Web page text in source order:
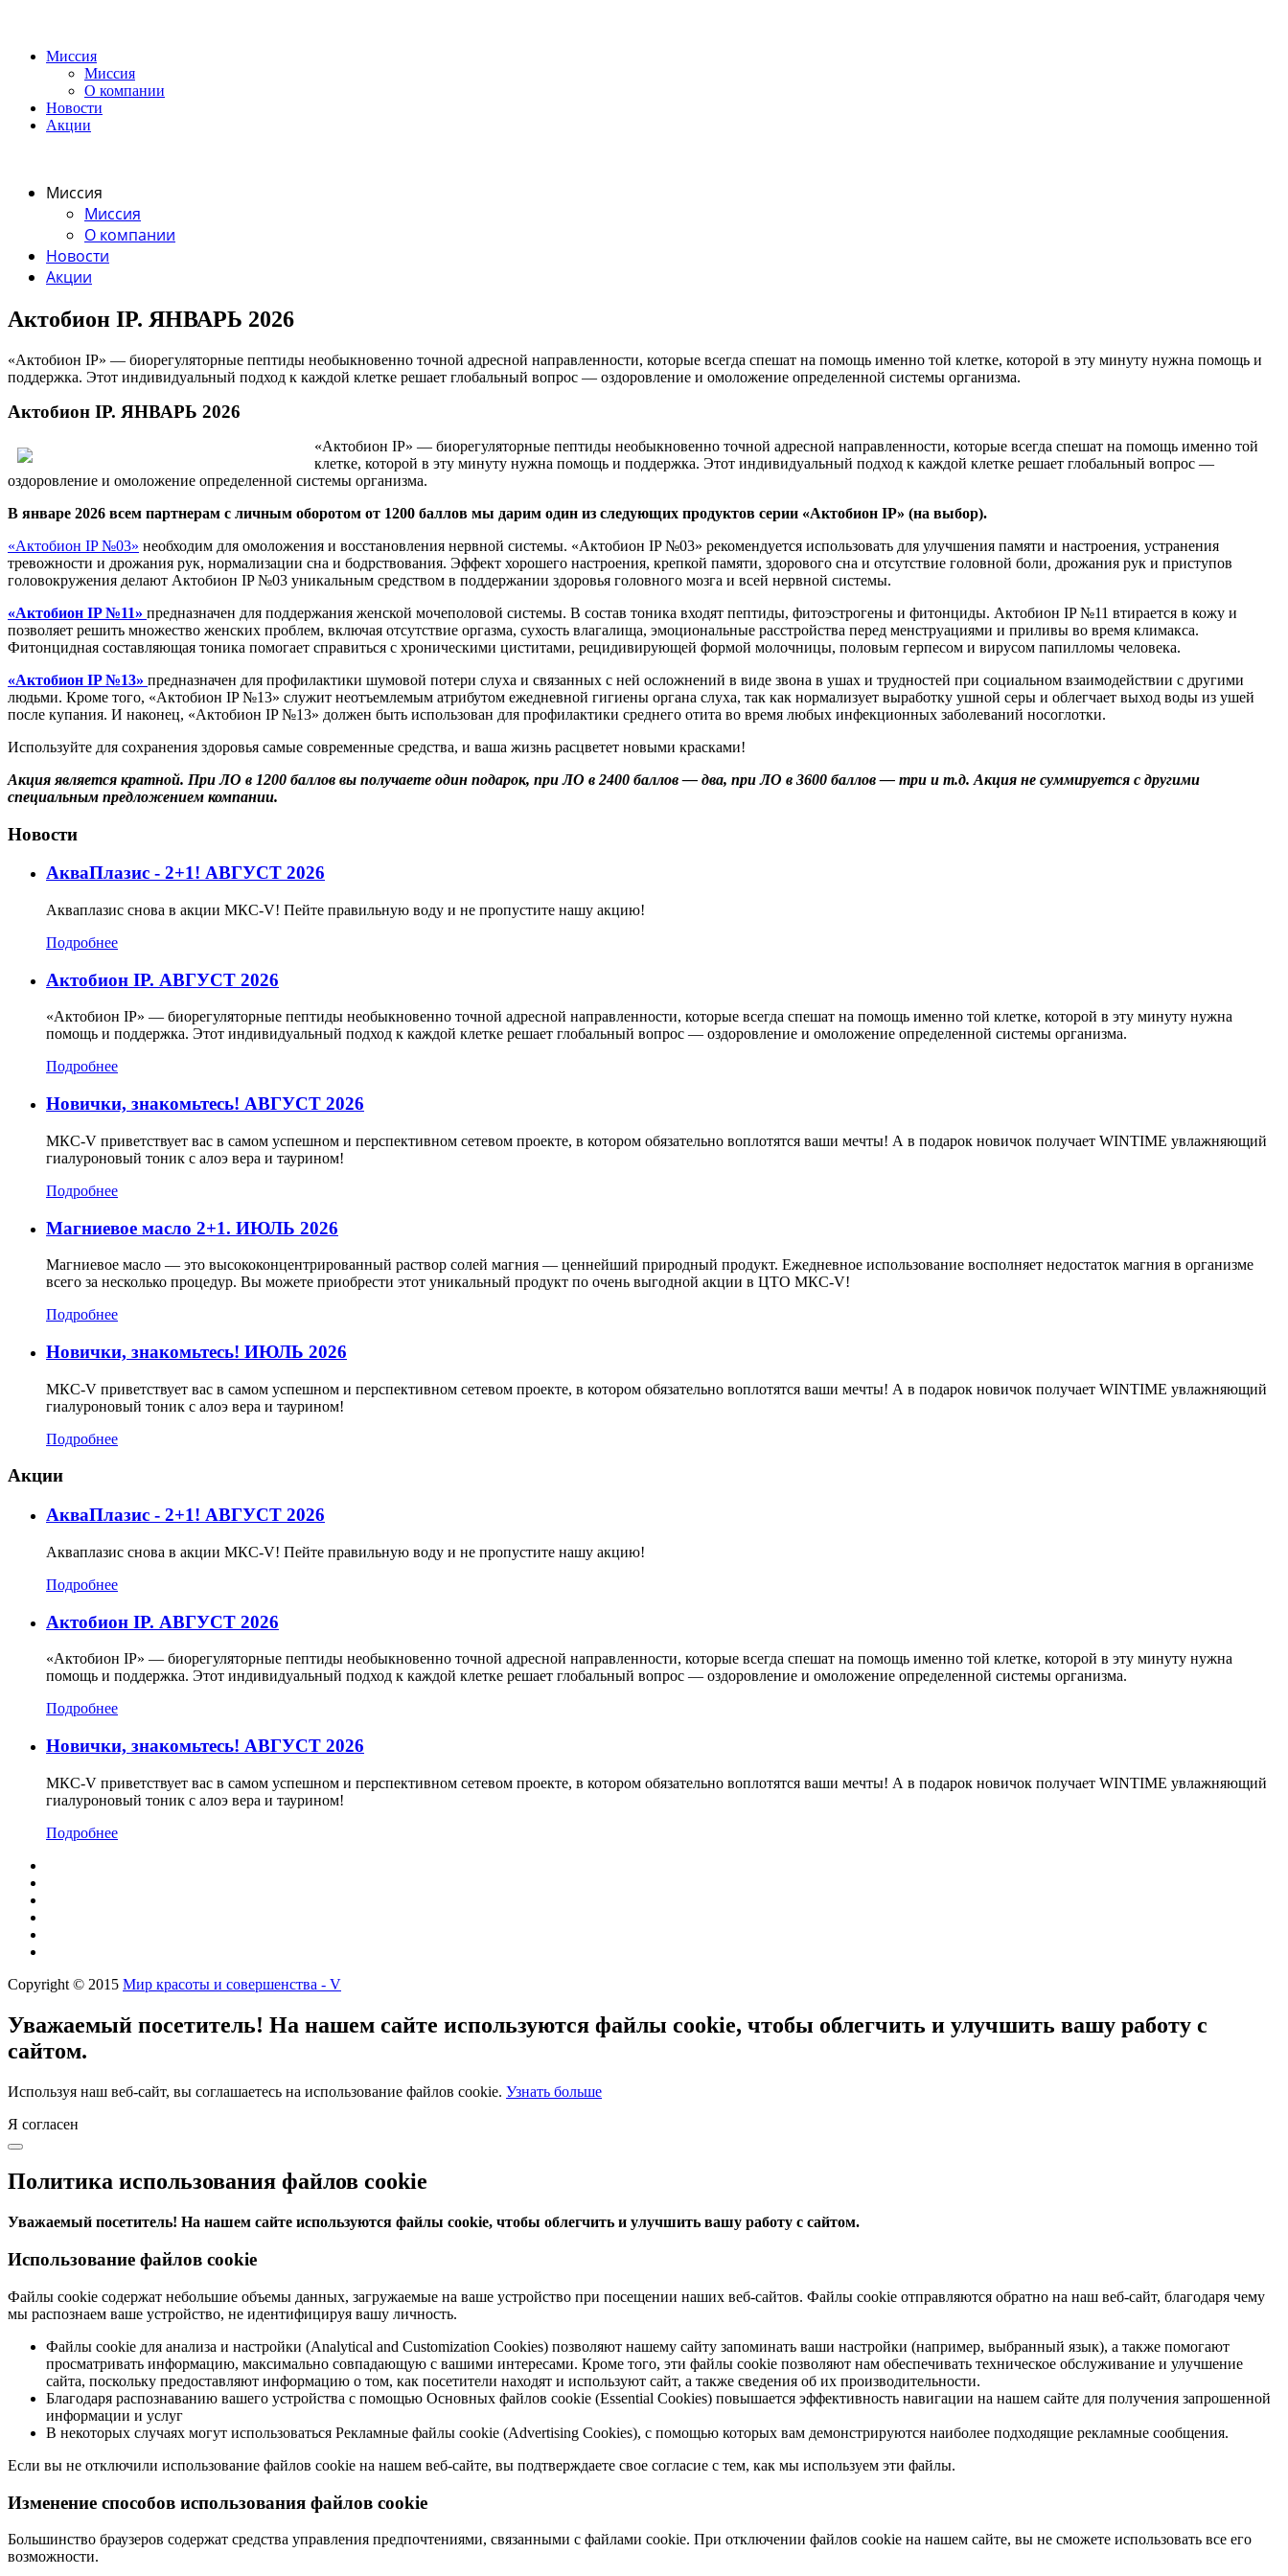
Миссия
Миссия
О компании
Новости
Акции
Миссия
Миссия
О компании
Новости
Акции
Актобион IP. ЯНВАРЬ 2026
«Актобион IP» — биорегуляторные пептиды необыкновенно точной адресной направленности, которые всегда спешат на помощь именно той клетке, которой в эту минуту нужна помощь и
поддержка. Этот индивидуальный подход к каждой клетке решает глобальный вопрос — оздоровление и омоложение определенной системы организма.
Актобион IP. ЯНВАРЬ 2026
«Актобион IP» — биорегуляторные пептиды необыкновенно точной адресной направленности, которые всегда спешат на помощь именно той
клетке, которой в эту минуту нужна помощь и поддержка. Этот индивидуальный подход к каждой клетке решает глобальный вопрос —
оздоровление и омоложение определенной системы организма.
В январе 2026 всем партнерам с личным оборотом от 1200 баллов мы дарим один из следующих продуктов серии «Актобион IP» (на выбор).
«Актобион IP №03» необходим для омоложения и восстановления нервной системы. «Актобион IP №03» рекомендуется использовать для улучшения памяти и настроения, устранения
тревожности и дрожания рук, нормализации сна и бодрствования. Эффект хорошего настроения, крепкой памяти, здорового сна и отсутствие головной боли, дрожания рук и приступов
головокружения делают Актобион IP №03 уникальным средством в поддержании здоровья головного мозга и всей нервной системы.
«Актобион IP №11» предназначен для поддержания женской мочеполовой системы. В состав тоника входят пептиды, фитоэстрогены и фитонциды. Актобион IP №11 втирается в кожу и
позволяет решить множество женских проблем, включая отсутствие оргазма, сухость влагалища, эмоциональные расстройства перед менструациями и приливы во время климакса.
Фитонцидная составляющая тоника помогает справиться с хроническими циститами, рецидивирующей формой молочницы, половым герпесом и вирусом папилломы человека.
«Актобион IP №13» предназначен для профилактики шумовой потери слуха и связанных с ней осложнений в виде звона в ушах и трудностей при социальном взаимодействии с другими
людьми. Кроме того, «Актобион IP №13» служит неотъемлемым атрибутом ежедневной гигиены органа слуха, так как нормализует выработку ушной серы и облегчает выход воды из ушей
после купания. И наконец, «Актобион IP №13» должен быть использован для профилактики среднего отита во время любых инфекционных заболеваний носоглотки.
Используйте для сохранения здоровья самые современные средства, и ваша жизнь расцветет новыми красками!
Акция является кратной. При ЛО в 1200 баллов вы получаете один подарок, при ЛО в 2400 баллов — два, при ЛО в 3600 баллов — три и т.д. Акция не суммируется с другими
специальным предложением компании.
Новости
АкваПлазис - 2+1! АВГУСТ 2026
Акваплазис снова в акции МКС-V! Пейте правильную воду и не пропустите нашу акцию!
Подробнее
Актобион IP. АВГУСТ 2026
«Актобион IP» — биорегуляторные пептиды необыкновенно точной адресной направленности, которые всегда спешат на помощь именно той клетке, которой в эту минуту нужна
помощь и поддержка. Этот индивидуальный подход к каждой клетке решает глобальный вопрос — оздоровление и омоложение определенной системы организма.
Подробнее
Новички, знакомьтесь! АВГУСТ 2026
МКС-V приветствует вас в самом успешном и перспективном сетевом проекте, в котором обязательно воплотятся ваши мечты! А в подарок новичок получает WINTIME увлажняющий
гиалуроновый тоник с алоэ вера и таурином!
Подробнее
Магниевое масло 2+1. ИЮЛЬ 2026
Магниевое масло — это высококонцентрированный раствор солей магния — ценнейший природный продукт. Ежедневное использование восполняет недостаток магния в организме
всего за несколько процедур. Вы можете приобрести этот уникальный продукт по очень выгодной акции в ЦТО МКС-V!
Подробнее
Новички, знакомьтесь! ИЮЛЬ 2026
МКС-V приветствует вас в самом успешном и перспективном сетевом проекте, в котором обязательно воплотятся ваши мечты! А в подарок новичок получает WINTIME увлажняющий
гиалуроновый тоник с алоэ вера и таурином!
Подробнее
Акции
АкваПлазис - 2+1! АВГУСТ 2026
Акваплазис снова в акции МКС-V! Пейте правильную воду и не пропустите нашу акцию!
Подробнее
Актобион IP. АВГУСТ 2026
«Актобион IP» — биорегуляторные пептиды необыкновенно точной адресной направленности, которые всегда спешат на помощь именно той клетке, которой в эту минуту нужна
помощь и поддержка. Этот индивидуальный подход к каждой клетке решает глобальный вопрос — оздоровление и омоложение определенной системы организма.
Подробнее
Новички, знакомьтесь! АВГУСТ 2026
МКС-V приветствует вас в самом успешном и перспективном сетевом проекте, в котором обязательно воплотятся ваши мечты! А в подарок новичок получает WINTIME увлажняющий
гиалуроновый тоник с алоэ вера и таурином!
Подробнее
Copyright © 2015 Мир красоты и совершенства - V
Уважаемый посетитель! На нашем сайте используются файлы cookie, чтобы облегчить и улучшить вашу работу с
сайтом.
Используя наш веб-сайт, вы соглашаетесь на использование файлов cookie. Узнать больше
Я согласен
Политика использования файлов cookie
Уважаемый посетитель! На нашем сайте используются файлы cookie, чтобы облегчить и улучшить вашу работу с сайтом.
Использование файлов cookie
Файлы cookie содержат небольшие объемы данных, загружаемые на ваше устройство при посещении наших веб-сайтов. Файлы cookie отправляются обратно на наш веб-сайт, благодаря чему
мы распознаем ваше устройство, не идентифицируя вашу личность.
Файлы cookie для анализа и настройки (Analytical and Customization Cookies) позволяют нашему сайту запоминать ваши настройки (например, выбранный язык), а также помогают
просматривать информацию, максимально совпадающую с вашими интересами. Кроме того, эти файлы cookie позволяют нам обеспечивать техническое обслуживание и улучшение
сайта, поскольку предоставляют информацию о том, как посетители находят и используют сайт, а также сведения об их производительности.
Благодаря распознаванию вашего устройства с помощью Основных файлов cookie (Essential Cookies) повышается эффективность навигации на нашем сайте для получения запрошенной
информации и услуг
В некоторых случаях могут использоваться Рекламные файлы cookie (Advertising Cookies), с помощью которых вам демонстрируются наиболее подходящие рекламные сообщения.
Если вы не отключили использование файлов cookie на нашем веб-сайте, вы подтверждаете свое согласие с тем, как мы используем эти файлы.
Изменение способов использования файлов cookie
Большинство браузеров содержат средства управления предпочтениями, связанными с файлами cookie. При отключении файлов cookie на нашем сайте, вы не сможете использовать все его
возможности.